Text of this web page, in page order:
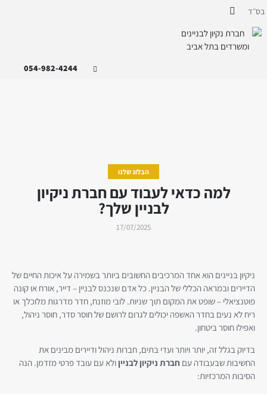
054-982-4244
הבלוג שלנו
למה כדאי לעבוד עם חברת ניקיון
לבניין שלך?
17/07/2025
ניקיון בניינים הוא אחד המרכיבים החשובים ביותר בשמירה על איכות החיים של
הדיירים ובמראה הכללי של הבניין. כל אדם שנכנס לבניין – דייר, אורח או קונה
פוטנציאלי – שופט את המקום תוך שניות. לובי מוזנח, חדר מדרגות מלוכלך או
ריח לא נעים בחדר האשפה יכולים לגרום לרושם של חוסר סדר, חוסר ניהול,
ואפילו חוסר ביטחון.
בדיוק בגלל זה, יותר ויותר ועדי בתים, חברות ניהול ודיירים מבינים את
החשיבות שבעבודה עם חברת ניקיון לבנייןולא עם עובד פרטי מזדמן. הנה
הסיבות המרכזיות: